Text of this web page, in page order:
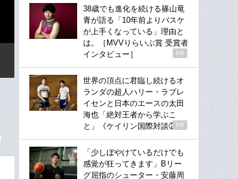
38歳でも進化を続ける篠山竜
青が語る「10年前よりバスケ
が上手くなっている」理由と
は。［MVVりらいぶ賞 受賞者
インタビュー］
PR
世界の頂点に君臨し続けるオ
ランダの超人ハリー・ラブレ
イセンと日本のエースの太田
海也「絶対王者から学ぶこ
と」《ケイリン国際対談②》
PR
「少しぼやけているだけでも
感覚が狂ってきます」Bリー
グ屈指のシューター・安藤周